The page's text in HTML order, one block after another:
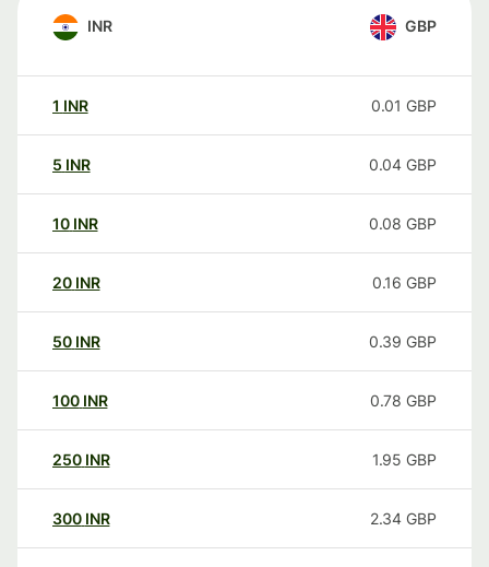
INR GBP
1 INR 0.01 GBP
5 INR 0.04 GBP
10 INR 0.08 GBP
20 INR 0.16 GBP
50 INR 0.39 GBP
100 INR 0.78 GBP
250 INR 1.95 GBP
300 INR 2.34 GBP